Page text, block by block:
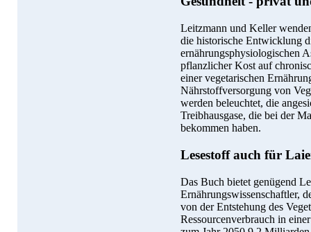
Leitzmann und Keller
die historische Entwicklung
ernährungsphysiologischen
pflanzlicher Kost auf
einer vegetarischen
Nährstoffversorgung von
werden beleuchtet, die
Treibhausgase, die bei der
bekommen haben.
Lesestoff auch für
Das Buch bietet genügend
Ernährungswissenschaftler,
von der Entstehung des
Ressourcenverbrauch in